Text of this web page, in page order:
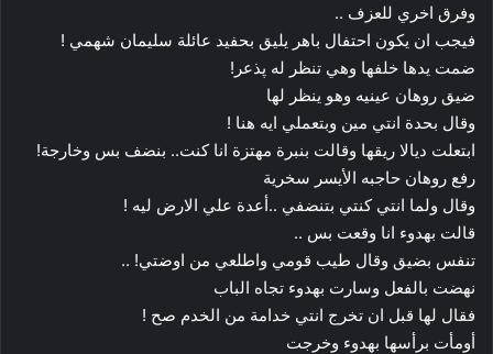
وفرق اخري للعزف ..
فيجب ان يكون احتفال باهر يليق بحفيد عائلة سليمان شهمي !
ضمت يدها خلفها وهي تنظر له پذعر!
ضيق روهان عينيه وهو ينظر لها
وقال بحدة انتي مين وبتعملي ايه هنا !
ابتعلت ديالا ريقها وقالت بنبرة مهتزة انا كنت.. بنضف بس وخارجة!
رفع روهان حاجبه الأيسر سخرية
وقال ولما انتي كنتي بتنضفي ..أعدة علي الارض ليه !
قالت بهدوء انا وقعت بس ..
تنفس بضيق وقال طيب قومي واطلعي من اوضتي! ..
نهضت بالفعل وسارت بهدوء تجاه الباب
فقال لها قبل ان تخرج انتي خدامة من الخدم صح !
أومأت برأسها بهدوء وخرجت